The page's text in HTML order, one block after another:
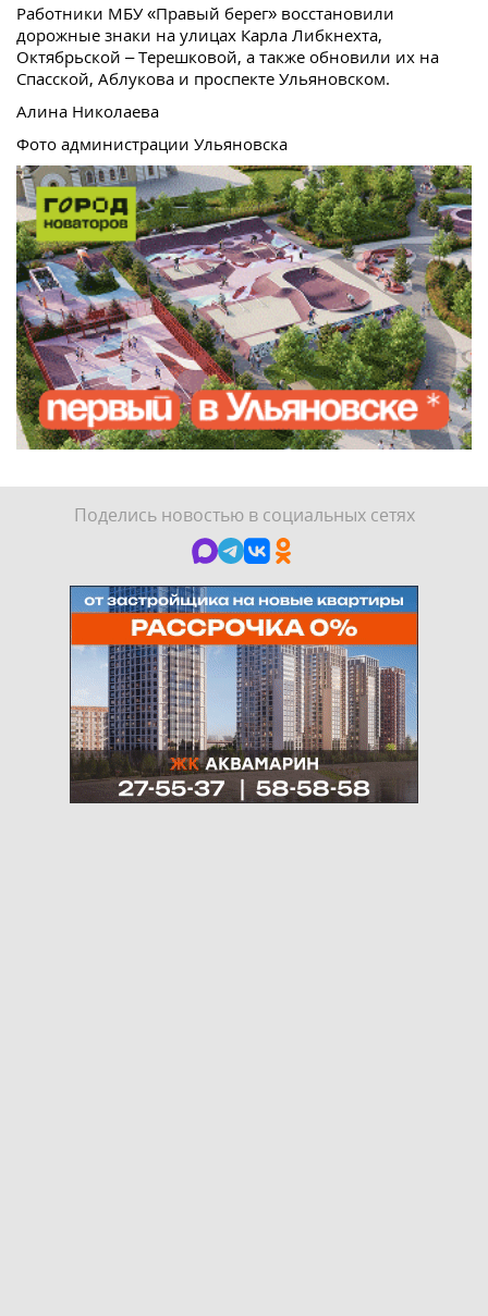
Работники МБУ «Правый берег» восстановили
дорожные знаки на улицах Карла Либкнехта,
Октябрьской – Терешковой, а также обновили их на
Спасской, Аблукова и проспекте Ульяновском.
Алина Николаева
Фото администрации Ульяновска
Поделись новостью в социальных сетях